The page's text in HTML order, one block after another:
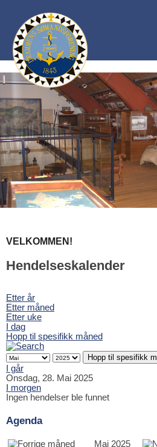
VELKOMMEN!
Hendelseskalender
Etter år
Etter måned
Etter uke
I dag
Hopp til spesifikk måned
Hopp til spesifikk
I går
Onsdag, 28. Mai 2025
I morgen
Ingen hendelser ble funnet
Agenda
Mai 2025